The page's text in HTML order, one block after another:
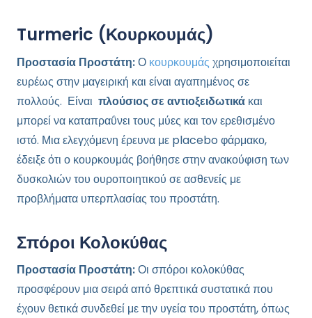
Turmeric (Κουρκουμάς)
Προστασία Προστάτη:Ο κουρκουμάς χρησιμοποιείται
ευρέως στην μαγειρική και είναι αγαπημένος σε
πολλούς. Είναι πλούσιος σε αντιοξειδωτικά και
μπορεί να καταπραΰνει τους μύες και τον ερεθισμένο
ιστό. Μια ελεγχόμενη έρευνα με placebo φάρμακο,
έδειξε ότι ο κουρκουμάς βοήθησε στην ανακούφιση των
δυσκολιών του ουροποιητικού σε ασθενείς με
προβλήματα υπερπλασίας του προστάτη.
Σπόροι Κολοκύθας
Προστασία Προστάτη:Οι σπόροι κολοκύθας
προσφέρουν μια σειρά από θρεπτικά συστατικά που
έχουν θετικά συνδεθεί με την υγεία του προστάτη, όπως